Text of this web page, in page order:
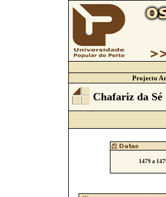
Projecto
Chafariz da Sé
1479 a